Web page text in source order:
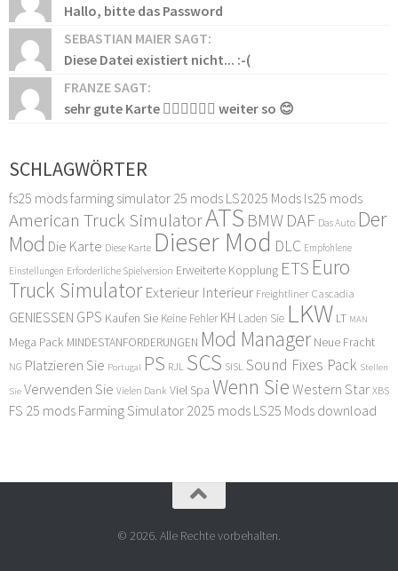
Hallo, bitte das Password
SEBASTIAN MAIER SAGT:
Diese Datei existiert nicht... :-(
FRANZE SAGT:
sehr gute Karte 👍🏻👍🏻👍🏻 weiter so 😊
SCHLAGWÖRTER
fs25 modsfarming simulator 25 mods LS2025 Mods ls25 mods
American Truck SimulatorATS BMW DAF Das Auto Der
Mod Die Karte Diese Karte Dieser Mod DLC Empfohlene
Einstellungen Erforderliche Spielversion Erweiterte Kopplung ETS Euro
Truck Simulator Exterieur Interieur Freightliner Cascadia
GENIESSEN GPS Kaufen Sie Keine Fehler KH Laden Sie LKW LT MAN
Mega Pack MINDESTANFORDERUNGEN Mod Manager Neue Fracht
NG Platzieren Sie Portugal PS RJL SCS SISLSound Fixes Pack Stellen
Sie Verwenden Sie Vielen Dank Viel Spa Wenn Sie Western Star XBS
FS 25 mods Farming Simulator 2025 mods LS25 Mods download
© 2026. Alle Rechte vorbehalten.